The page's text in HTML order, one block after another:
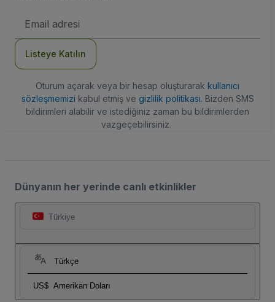
posta
Listeye Katılın
Oturum açarak veya bir hesap oluşturarak kullanıcı
sözleşmemizi kabul etmiş ve gizlilik politikası. Bizden SMS
bildirimleri alabilir ve istediğiniz zaman bu bildirimlerden
vazgeçebilirsiniz.
Dünyanın her yerinde canlı etkinlikler
Türkiye
Türkçe
US$ Amerikan Doları